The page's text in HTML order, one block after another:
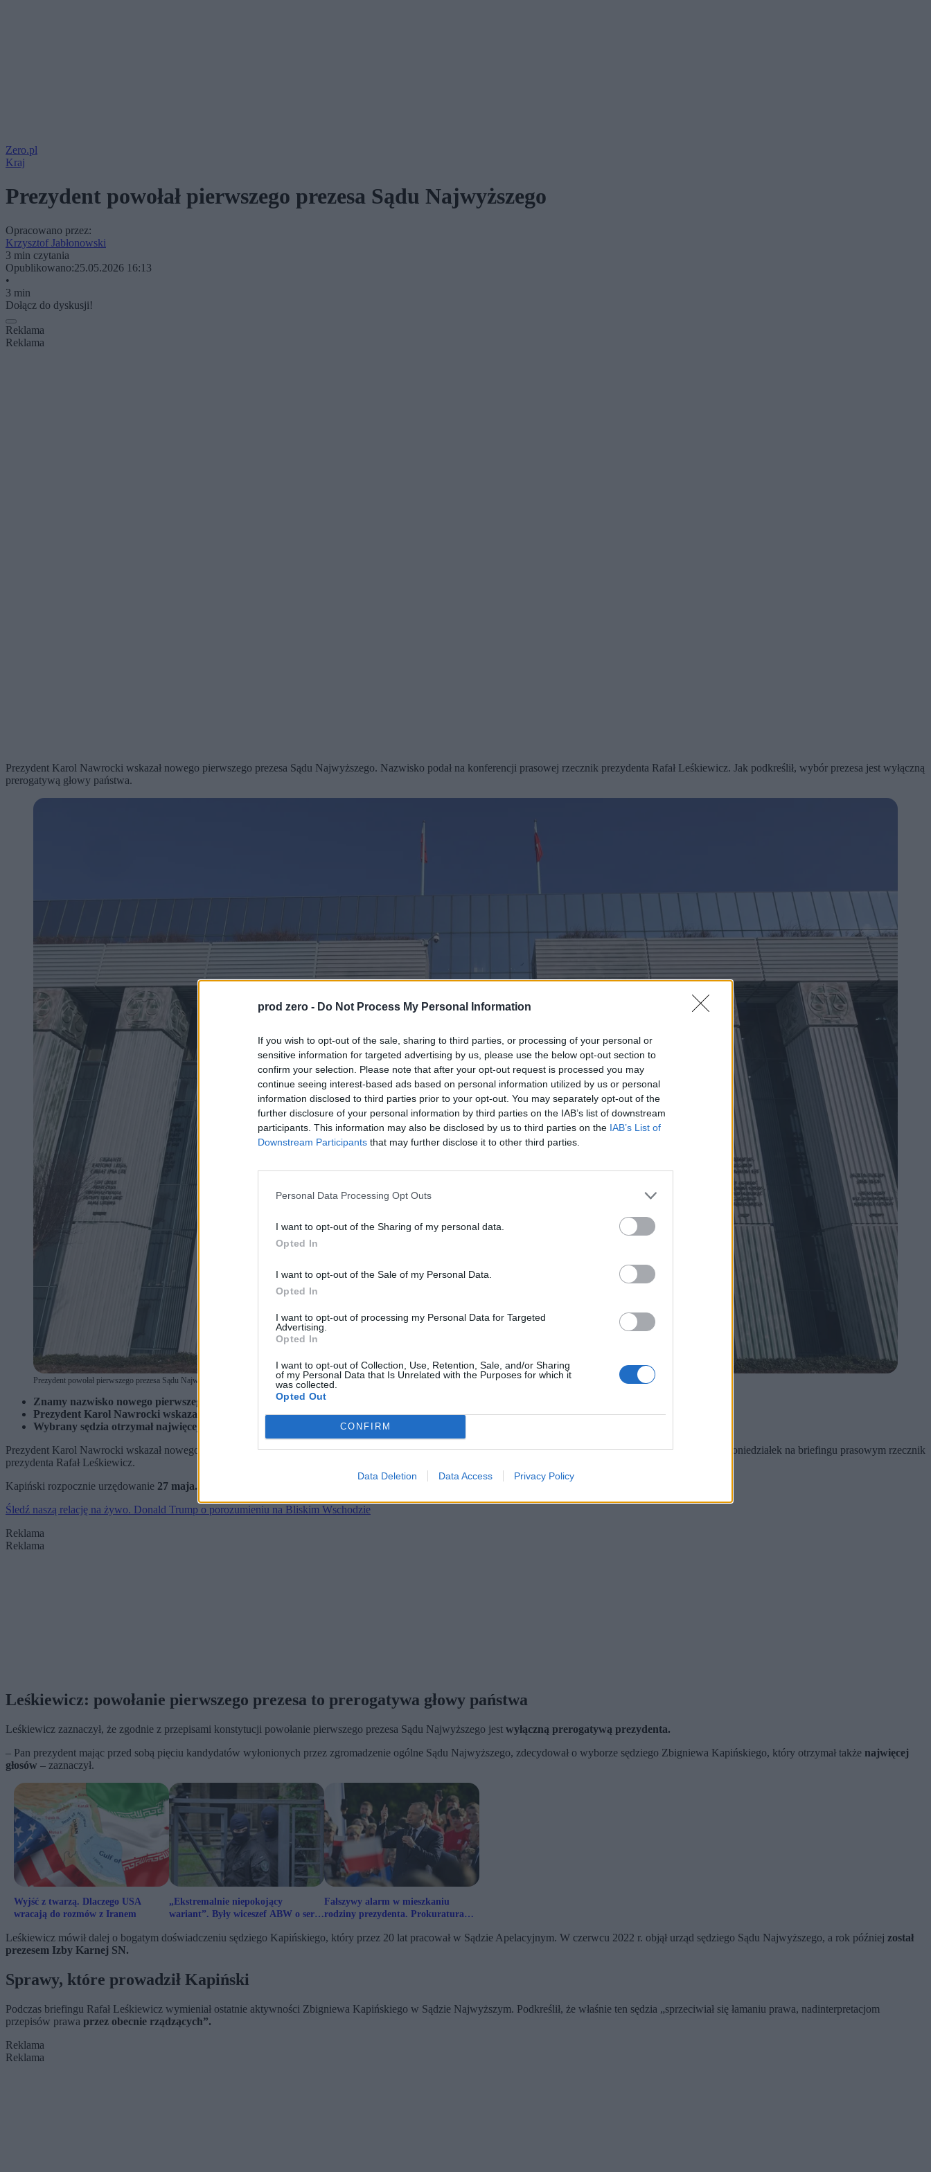
prod zero - Do Not Process My Personal Information
If you wish to opt-out of the sale, sharing to third parties, or processing of your personal or
sensitive information for targeted advertising by us, please use the below opt-out section to
confirm your selection. Please note that after your opt-out request is processed you may
continue seeing interest-based ads based on personal information utilized by us or personal
information disclosed to third parties prior to your opt-out. You may separately opt-out of the
further disclosure of your personal information by third parties on the IAB’s list of downstream
participants. This information may also be disclosed by us to third parties on the IAB’s List of
Downstream Participants that may further disclose it to other third parties.
Personal Data Processing Opt Outs
I want to opt-out of the Sharing of my personal data.
Opted In
I want to opt-out of the Sale of my Personal Data.
Opted In
I want to opt-out of processing my Personal Data for Targeted
Advertising.
Opted In
I want to opt-out of Collection, Use, Retention, Sale, and/or Sharing
of my Personal Data that Is Unrelated with the Purposes for which it
was collected.
Opted Out
CONFIRM
Data Deletion Data Access Privacy Policy
Zero.pl
Kraj
Prezydent powołał pierwszego prezesa Sądu Najwyższego
Opracowano przez:
Krzysztof Jabłonowski
3 min czytania
Opublikowano:25.05.2026 16:13
•
3 min
Dołącz do dyskusji!
Reklama
Reklama
Prezydent Karol Nawrocki wskazał nowego pierwszego prezesa Sądu Najwyższego. Nazwisko podał na konferencji prasowej rzecznik prezydenta Rafał Leśkiewicz. Jak podkreślił, wybór prezesa jest wyłączną
prerogatywą głowy państwa.
Prezydent powołał pierwszego prezesa Sądu Najwyższego. (fot. Albert Zawada / PAP)
Znamy nazwisko nowego pierwszego prezesa Sądu Najwyższego.
Prezydent Karol Nawrocki wskazał na to stanowisko doświadczonego sędziego, który zasiada obecnie w Izbie Karnej Sądu Najwyższego.
Wybrany sędzia otrzymał najwięcej głosów spośród pięciu kandydatów wyłonionych przez zgromadzenie ogólne Sądu Najwyższego.
Prezydent Karol Nawrocki wskazał nowego pierwszego prezesa Sądu Najwyższego – zostanie nim sędziaZbigniew Kapiński.Nazwisko nowego prezesa podał w poniedziałek na briefingu prasowym rzecznik
prezydenta Rafał Leśkiewicz.
Kapiński rozpocznie urzędowanie 27 maja.
Śledź naszą relację na żywo. Donald Trump o porozumieniu na Bliskim Wschodzie
Reklama
Reklama
Leśkiewicz: powołanie pierwszego prezesa to prerogatywa głowy państwa
Leśkiewicz zaznaczył, że zgodnie z przepisami konstytucji powołanie pierwszego prezesa Sądu Najwyższego jest wyłączną prerogatywą prezydenta.
– Pan prezydent mając przed sobą pięciu kandydatów wyłonionych przez zgromadzenie ogólne Sądu Najwyższego, zdecydował o wyborze sędziego Zbigniewa Kapińskiego, który otrzymał także najwięcej
głosów – zaznaczył.
Wyjść z twarzą. Dlaczego USA
wracają do rozmów z Iranem
„Ekstremalnie niepokojący
wariant”. Były wiceszef ABW o serii
Fałszywy alarm w mieszkaniu
rodziny prezydenta. Prokuratura
Leśkiewicz mówił dalej o bogatym doświadczeniu sędziego Kapińskiego, który przez 20 lat pracował w Sądzie Apelacyjnym. W czerwcu 2022 r. objął urząd sędziego Sądu Najwyższego, a rok później został
prezesem Izby Karnej SN.
Sprawy, które prowadził Kapiński
Podczas briefingu Rafał Leśkiewicz wymieniał ostatnie aktywności Zbigniewa Kapińskiego w Sądzie Najwyższym. Podkreślił, że właśnie ten sędzia „sprzeciwiał się łamaniu prawa, nadinterpretacjom
przepisów prawa przez obecnie rządzących”.
Reklama
Reklama